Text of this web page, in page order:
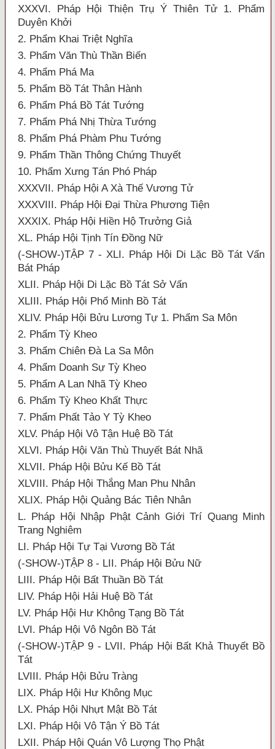
XXXVI. Pháp Hội Thiện Trụ Ý Thiên Tử 1. Phẩm
Duyên Khởi
2. Phẩm Khai Triệt Nghĩa
3. Phẩm Văn Thù Thần Biến
4. Phẩm Phá Ma
5. Phẩm Bồ Tát Thân Hành
6. Phẩm Phá Bồ Tát Tướng
7. Phẩm Phá Nhị Thừa Tướng
8. Phẩm Phá Phàm Phu Tướng
9. Phẩm Thần Thông Chứng Thuyết
10. Phẩm Xưng Tán Phó Pháp
XXXVII. Pháp Hội A Xà Thế Vương Tử
XXXVIII. Pháp Hội Đại Thừa Phương Tiện
XXXIX. Pháp Hội Hiền Hộ Trưởng Giả
XL. Pháp Hội Tịnh Tín Đồng Nữ
(-SHOW-)TẬP 7 - XLI. Pháp Hội Di Lặc Bồ Tát Vấn
Bát Pháp
XLII. Pháp Hội Di Lặc Bồ Tát Sở Vấn
XLIII. Pháp Hội Phổ Minh Bồ Tát
XLIV. Pháp Hội Bửu Lương Tự 1. Phẩm Sa Môn
2. Phẩm Tỳ Kheo
3. Phẩm Chiên Đà La Sa Môn
4. Phẩm Doanh Sự Tỳ Kheo
5. Phẩm A Lan Nhã Tỳ Kheo
6. Phẩm Tỳ Kheo Khất Thực
7. Phẩm Phất Tảo Y Tỳ Kheo
XLV. Pháp Hội Vô Tận Huệ Bồ Tát
XLVI. Pháp Hội Văn Thù Thuyết Bát Nhã
XLVII. Pháp Hội Bửu Kế Bồ Tát
XLVIII. Pháp Hội Thắng Man Phu Nhân
XLIX. Pháp Hội Quảng Bác Tiên Nhân
L. Pháp Hội Nhập Phật Cảnh Giới Trí Quang Minh
Trang Nghiêm
LI. Pháp Hội Tự Tại Vương Bồ Tát
(-SHOW-)TẬP 8 - LII. Pháp Hội Bửu Nữ
LIII. Pháp Hội Bất Thuần Bồ Tát
LIV. Pháp Hội Hải Huệ Bồ Tát
LV. Pháp Hội Hư Không Tạng Bồ Tát
LVI. Pháp Hội Vô Ngôn Bồ Tát
(-SHOW-)TẬP 9 - LVII. Pháp Hội Bất Khả Thuyết Bồ
Tát
LVIII. Pháp Hội Bửu Tràng
LIX. Pháp Hội Hư Không Mục
LX. Pháp Hội Nhựt Mật Bồ Tát
LXI. Pháp Hội Vô Tận Ý Bồ Tát
LXII. Pháp Hội Quán Vô Lượng Thọ Phật